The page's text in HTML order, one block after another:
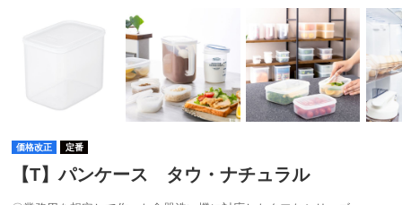
価格改正 定番
【T】パンケース タウ・ナチュラル